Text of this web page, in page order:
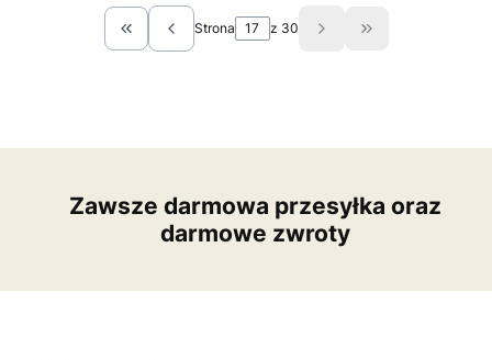
Wróć do pierwszej strony z produktami
Strona z 30 Przejdź do
Zawsze darmowa przesyłka oraz
darmowe zwroty